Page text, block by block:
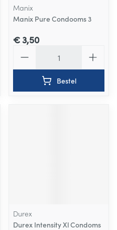
Manix
Manix Pure Condooms 3
€ 3,50
Bestel
Durex
Durex Intensity Xl Condoms